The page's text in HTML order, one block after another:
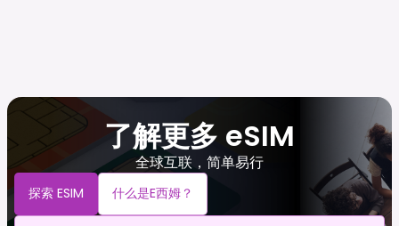
了解更多 eSIM
全球互联，简单易行
探索 ESIM 什么是e西姆？